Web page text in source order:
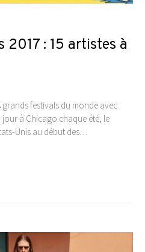
2017 : 15 artistes à
grands festivals du monde avec
jour à Chicago chaque été, le
Unis au début des…